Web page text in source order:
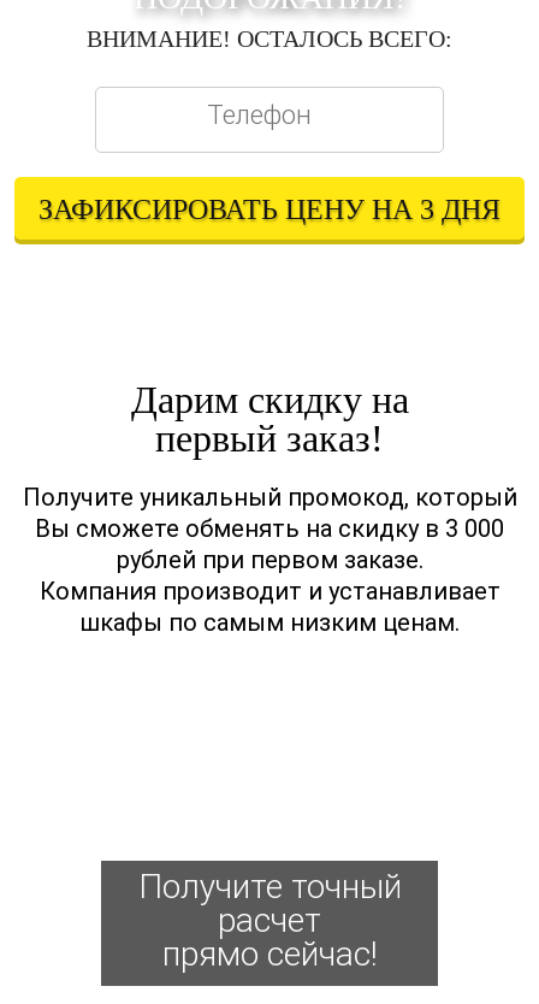
ВНИМАНИЕ! ОСТАЛОСЬ ВСЕГО:
ЗАФИКСИРОВАТЬ ЦЕНУ НА 3 ДНЯ
Оставляя свои контактные данные, вы подтверждаете свое совершеннолетие,
Дарим скидку на
первый заказ!
Получите уникальный промокод, который
Вы сможете обменять на скидку в 3 000
рублей при первом заказе.
Компания производит и устанавливает
шкафы по самым низким ценам.
Получите точный
расчет
прямо сейчас!